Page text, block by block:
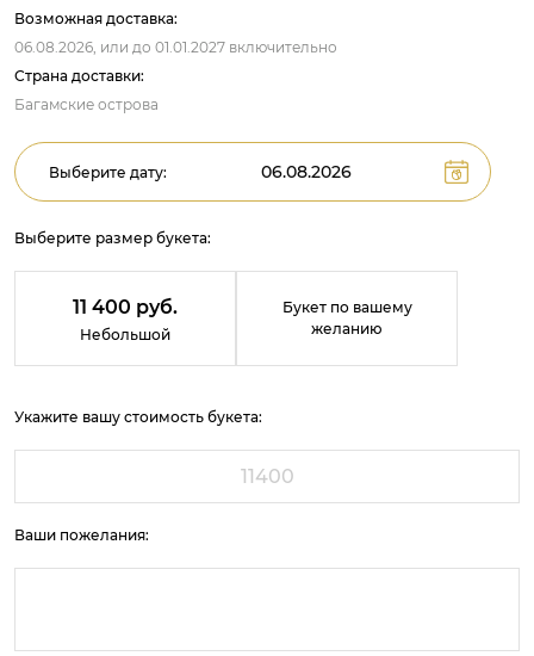
Возможная доставка:
06.08.2026, или до 01.01.2027 включительно
Страна доставки:
Багамские острова
Выберите дату:
Выберите размер букета:
11 400 руб.
Небольшой
Букет по вашему
желанию
Укажите вашу стоимость букета:
Ваши пожелания: